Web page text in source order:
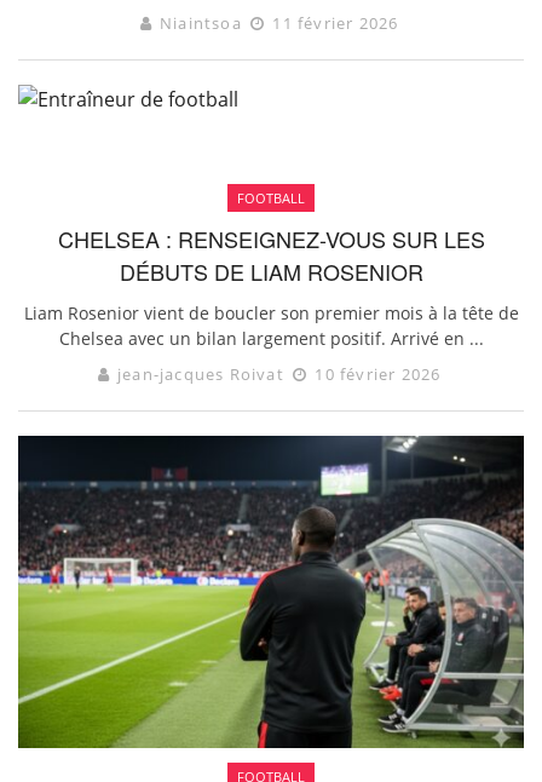
Niaintsoa 11 février 2026
FOOTBALL
CHELSEA : RENSEIGNEZ-VOUS SUR LES
DÉBUTS DE LIAM ROSENIOR
Liam Rosenior vient de boucler son premier mois à la tête de
Chelsea avec un bilan largement positif. Arrivé en ...
jean-jacques Roivat 10 février 2026
FOOTBALL